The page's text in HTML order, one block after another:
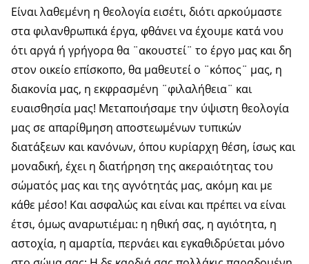
Είναι λαθεμένη η θεολογία εισέτι, διότι αρκούμαστε
στα φιλανθρωπικά έργα, φθάνει να έχουμε κατά νου
ότι αργά ή γρήγορα θα ¨ακουστεί¨ το έργο μας και δη
στον οικείο επίσκοπο, θα μαθευτεί ο ¨κόπος¨ μας, η
διακονία μας, η εκφρασμένη ¨φιλαλήθεια¨ και
ευαισθησία μας! Μεταποιήσαμε την ύψιστη θεολογία
μας σε απαρίθμηση αποστεωμένων τυπικών
διατάξεων και κανόνων, όπου κυρίαρχη θέση, ίσως και
μοναδική, έχει η διατήρηση της ακεραιότητας του
σώματός μας και της αγνότητάς μας, ακόμη και με
κάθε μέσο! Και ασφαλώς και είναι και πρέπει να είναι
έτσι, όμως αναρωτιέμαι: η ηθική σας, η αγιότητα, η
αστοχία, η αμαρτία, περνάει και εγκαθιδρύεται μόνο